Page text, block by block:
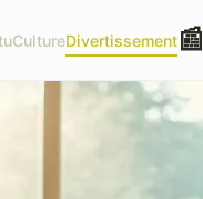
CultureDivertissement📰